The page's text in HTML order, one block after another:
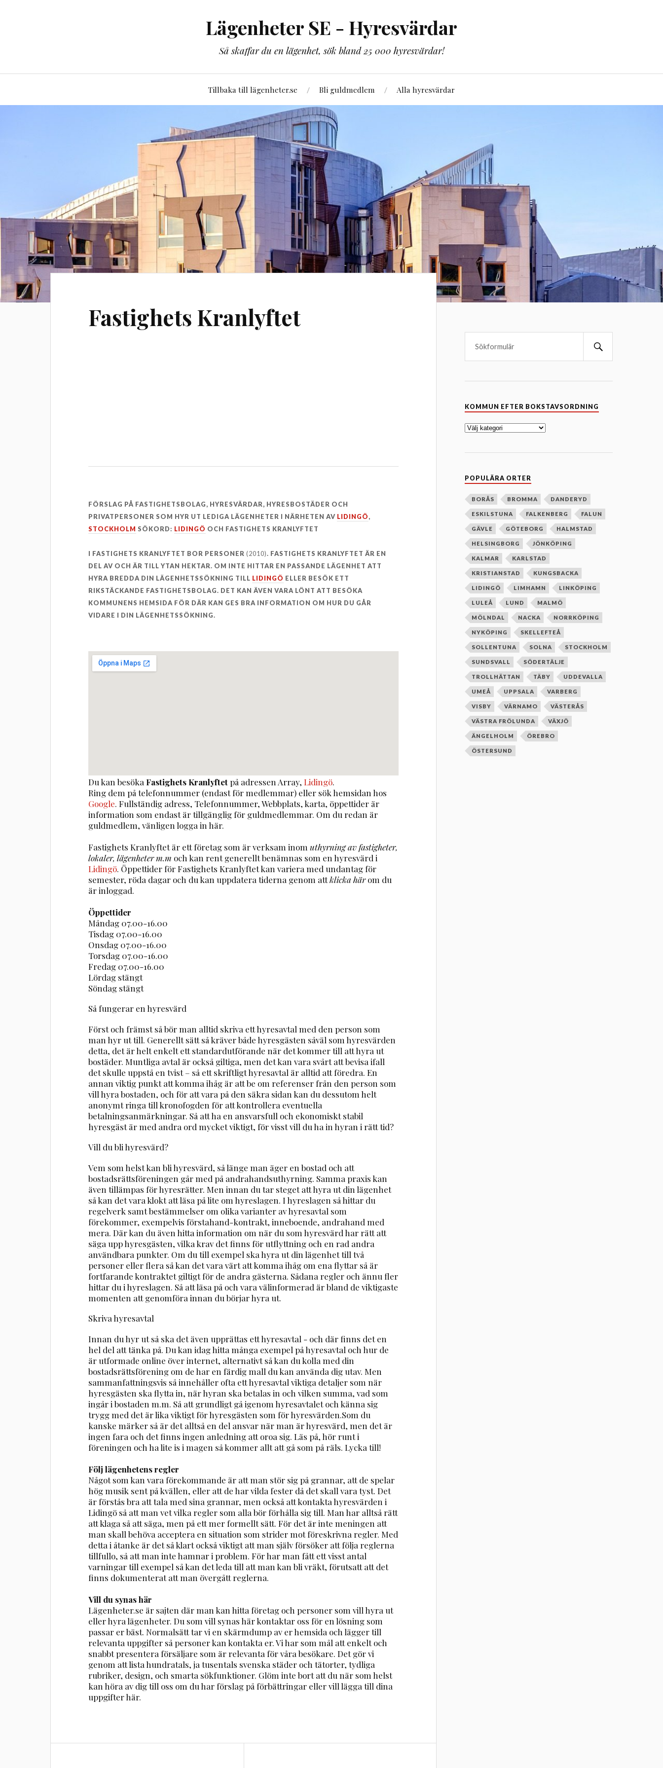
Lägenheter SE - Hyresvärdar
Så skaffar du en lägenhet, sök bland 25 000 hyresvärdar!
Tillbaka till lägenheter.se Bli guldmedlem Alla hyresvärdar
Fastighets Kranlyftet
FÖRSLAG PÅ FASTIGHETSBOLAG, HYRESVÄRDAR, HYRESBOSTÄDER OCH
PRIVATPERSONER SOM HYR UT LEDIGA LÄGENHETER I NÄRHETEN AV LIDINGÖ,
STOCKHOLM SÖKORD: LIDINGÖ OCH FASTIGHETS KRANLYFTET
I FASTIGHETS KRANLYFTET BOR PERSONER(2010). FASTIGHETS KRANLYFTET ÄR EN
DEL AV OCH ÄR TILL YTAN HEKTAR. OM INTE HITTAR EN PASSANDE LÄGENHET ATT
HYRA BREDDA DIN LÄGENHETSSÖKNING TILL LIDINGÖ ELLER BESÖK ETT
RIKSTÄCKANDE FASTIGHETSBOLAG. DET KAN ÄVEN VARA LÖNT ATT BESÖKA
KOMMUNENS HEMSIDA FÖR DÄR KAN GES BRA INFORMATION OM HUR DU GÅR
VIDARE I DIN LÄGENHETSSÖKNING.
Du kan besökaFastighets Kranlyftetpå adressen Array,Lidingö.
Ring dem på telefonnummer (endast för medlemmar) eller sök hemsidan hos
Google. Fullständig adress, Telefonnummer, Webbplats, karta, öppettider är
information som endast är tillgänglig för guldmedlemmar. Om du redan är
guldmedlem, vänligen logga in här.
Fastighets Kranlyftet är ett företag som är verksam inomuthyrning av fastigheter,
lokaler, lägenheter m.m och kan rent generellt benämnas som en hyresvärd i
Lidingö. Öppettider för Fastighets Kranlyftet kan variera med undantag för
semester, röda dagar och du kan uppdatera tiderna genom attklicka härom du
är inloggad.
Öppettider
Måndag 07.00-16.00
Tisdag 07.00-16.00
Onsdag 07.00-16.00
Torsdag 07.00-16.00
Fredag 07.00-16.00
Lördag stängt
Söndag stängt
Så fungerar en hyresvärd
Först och främst så bör man alltid skriva ett hyresavtal med den person som
man hyr ut till. Generellt sätt så kräver både hyresgästen såväl som hyresvärden
detta, det är helt enkelt ett standardutförande när det kommer till att hyra ut
bostäder. Muntliga avtal är också giltiga, men det kan vara svårt att bevisa ifall
det skulle uppstå en tvist – så ett skriftligt hyresavtal är alltid att föredra. En
annan viktig punkt att komma ihåg är att be om referenser från den person som
vill hyra bostaden, och för att vara på den säkra sidan kan du dessutom helt
anonymt ringa till kronofogden för att kontrollera eventuella
betalningsanmärkningar. Så att ha en ansvarsfull och ekonomiskt stabil
hyresgäst är med andra ord mycket viktigt, för visst vill du ha in hyran i rätt tid?
Vill du bli hyresvärd?
Vem som helst kan bli hyresvärd, så länge man äger en bostad och att
bostadsrättsföreningen går med på andrahandsuthyrning. Samma praxis kan
även tillämpas för hyresrätter. Men innan du tar steget att hyra ut din lägenhet
så kan det vara klokt att läsa på lite om hyreslagen. I hyreslagen så hittar du
regelverk samt bestämmelser om olika varianter av hyresavtal som
förekommer, exempelvis förstahand-kontrakt, inneboende, andrahand med
mera. Där kan du även hitta information om när du som hyresvärd har rätt att
säga upp hyresgästen, vilka krav det finns för utflyttning och en rad andra
användbara punkter. Om du till exempel ska hyra ut din lägenhet till två
personer eller flera så kan det vara värt att komma ihåg om ena flyttar så är
fortfarande kontraktet giltigt för de andra gästerna. Sådana regler och ännu fler
hittar du i hyreslagen. Så att läsa på och vara välinformerad är bland de viktigaste
momenten att genomföra innan du börjar hyra ut.
Skriva hyresavtal
Innan du hyr ut så ska det även upprättas ett hyresavtal - och där finns det en
hel del att tänka på. Du kan idag hitta många exempel på hyresavtal och hur de
är utformade online över internet, alternativt så kan du kolla med din
bostadsrättsförening om de har en färdig mall du kan använda dig utav. Men
sammanfattningsvis så innehåller ofta ett hyresavtal viktiga detaljer som när
hyresgästen ska flytta in, när hyran ska betalas in och vilken summa, vad som
ingår i bostaden m.m. Så att grundligt gå igenom hyresavtalet och känna sig
trygg med det är lika viktigt för hyresgästen som för hyresvärden.Som du
kanske märker så är det alltså en del ansvar när man är hyresvärd, men det är
ingen fara och det finns ingen anledning att oroa sig. Läs på, hör runt i
föreningen och ha lite is i magen så kommer allt att gå som på räls. Lycka till!
Följ lägenhetens regler
Något som kan vara förekommande är att man stör sig på grannar, att de spelar
hög musik sent på kvällen, eller att de har vilda fester då det skall vara tyst. Det
är förstås bra att tala med sina grannar, men också att kontakta hyresvärden i
Lidingö så att man vet vilka regler som alla bör förhålla sig till. Man har alltså rätt
att klaga så att säga, men på ett mer formellt sätt. För det är inte meningen att
man skall behöva acceptera en situation som strider mot föreskrivna regler. Med
detta i åtanke är det så klart också viktigt att man själv försöker att följa reglerna
tillfullo, så att man inte hamnar i problem. För har man fått ett visst antal
varningar till exempel så kan det leda till att man kan bli vräkt, förutsatt att det
finns dokumenterat att man övergått reglerna.
Vill du synas här
Lägenheter.se är sajten där man kan hitta företag och personer som vill hyra ut
eller hyra lägenheter. Du som vill synas här kontaktar oss för en lösning som
passar er bäst. Normalsätt tar vi en skärmdump av er hemsida och lägger till
relevanta uppgifter så personer kan kontakta er. Vi har som mål att enkelt och
snabbt presentera försäljare som är relevanta för våra besökare. Det gör vi
genom att lista hundratals, ja tusentals svenska städer och tätorter, tydliga
rubriker, design, och smarta sökfunktioner. Glöm inte bort att du när som helst
kan höra av dig till oss om du har förslag på förbättringar eller vill lägga till dina
uppgifter här.
KOMMUN EFTER BOKSTAVSORDNING
e
k
s
n
POPULÄRA ORTER
BORÅS BROMMA DANDERYD
ESKILSTUNA FALKENBERG FALUN
GÄVLE GÖTEBORG HALMSTAD
HELSINGBORG JÖNKÖPING
KALMAR KARLSTAD
KRISTIANSTAD KUNGSBACKA
LIDINGÖ LIMHAMN LINKÖPING
LULEÅ LUND MALMÖ
MÖLNDAL NACKA NORRKÖPING
NYKÖPING SKELLEFTEÅ
SOLLENTUNA SOLNA STOCKHOLM
SUNDSVALL SÖDERTÄLJE
TROLLHÄTTAN TÄBY UDDEVALLA
UMEÅ UPPSALA VARBERG
VISBY VÄRNAMO VÄSTERÅS
VÄSTRA FRÖLUNDA VÄXJÖ
ÄNGELHOLM ÖREBRO
ÖSTERSUND